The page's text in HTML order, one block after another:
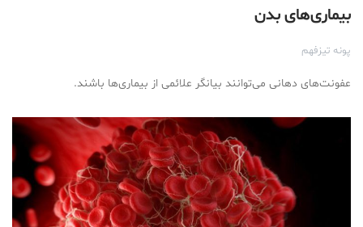
بیماری‌های بدن
پونه تیزفهم
عفونت‌های دهانی می‌توانند بیانگر علائمی از بیماری‌ها باشند.